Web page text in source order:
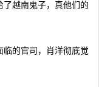
越南鬼子，真他们的
的官司，肖洋彻底觉